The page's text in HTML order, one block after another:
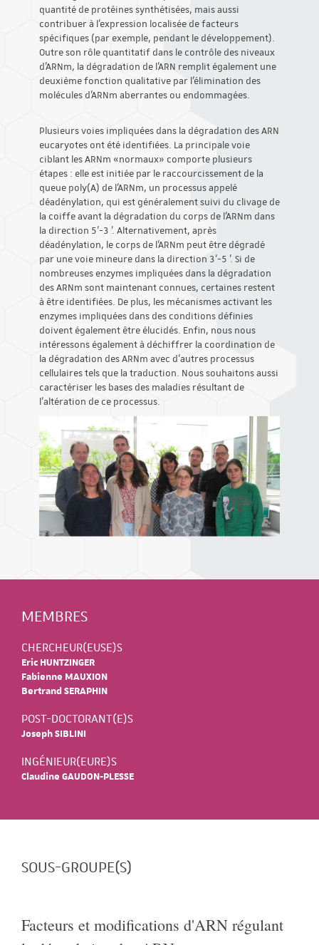
quantité de protéines synthétisées, mais aussi
contribuer à l'expression localisée de facteurs
spécifiques (par exemple, pendant le développement).
Outre son rôle quantitatif dans le contrôle des niveaux
d'ARNm, la dégradation de l'ARN remplit également une
deuxième fonction qualitative par l'élimination des
molécules d'ARNm aberrantes ou endommagées.
Plusieurs voies impliquées dans la dégradation des ARN
eucaryotes ont été identifiées. La principale voie
ciblant les ARNm «normaux» comporte plusieurs
étapes : elle est initiée par le raccourcissement de la
queue poly(A) de l'ARNm, un processus appelé
déadénylation, qui est généralement suivi du clivage de
la coiffe avant la dégradation du corps de l'ARNm dans
la direction 5’-3 '. Alternativement, après
déadénylation, le corps de l'ARNm peut être dégradé
par une voie mineure dans la direction 3'-5 '. Si de
nombreuses enzymes impliquées dans la dégradation
des ARNm sont maintenant connues, certaines restent
à être identifiées. De plus, les mécanismes activant les
enzymes impliquées dans des conditions définies
doivent également être élucidés. Enfin, nous nous
intéressons également à déchiffrer la coordination de
la dégradation des ARNm avec d'autres processus
cellulaires tels que la traduction. Nous souhaitons aussi
caractériser les bases des maladies résultant de
l'altération de ce processus.
MEMBRES
CHERCHEUR(EUSE)S
Eric HUNTZINGER
Fabienne MAUXION
Bertrand SERAPHIN
POST-DOCTORANT(E)S
Joseph SIBLINI
INGÉNIEUR(EURE)S
Claudine GAUDON-PLESSE
SOUS-GROUPE(S)
Facteurs et modifications d'ARN régulant